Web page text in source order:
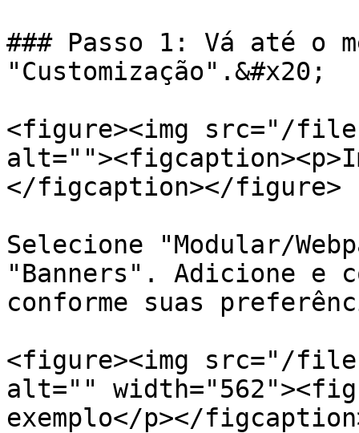
### Passo 1: Vá até o
"Customização".&#x20;
<figure><img src="/files/
</figcaption></figure>
Selecione "Modular/
"Banners". Adicione e
conforme suas
<figure><img src="/files/
alt=""
exemplo</p></